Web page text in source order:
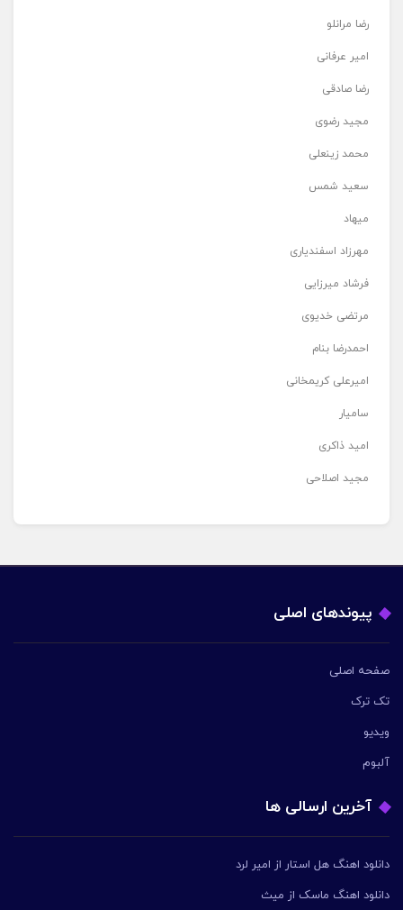
رضا مرانلو
امیر عرفانی
رضا صادقی
مجید رضوی
محمد زینعلی
سعید شمس
میهاد
مهرزاد اسفندیاری
فرشاد میرزایی
مرتضی خدیوی
احمدرضا بنام
امیرعلی کریمخانی
سامیار
امید ذاکری
مجید اصلاحی
پیوندهای اصلی
صفحه اصلی
تک ترک
ویدیو
آلبوم
آخرین ارسالی ها
دانلود اهنگ هل استار از امیر لرد
دانلود اهنگ ماسک از میث